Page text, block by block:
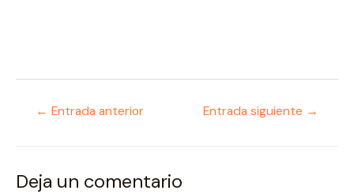
Navegación
← Entrada anterior Entrada siguiente →
Deja un comentario